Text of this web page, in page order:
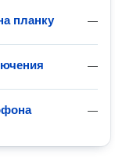
—
планку
—
—